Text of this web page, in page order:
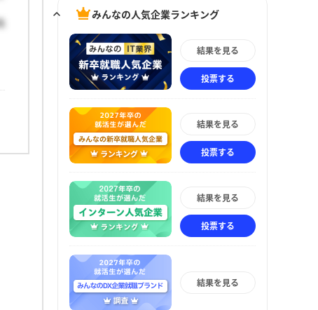
みんなの人気企業ランキング
結果を見る
投票する
結果を見る
投票する
結果を見る
投票する
結果を見る